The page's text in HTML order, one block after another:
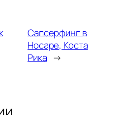
Сапсерфинг в
Носаре, Коста
Рика →